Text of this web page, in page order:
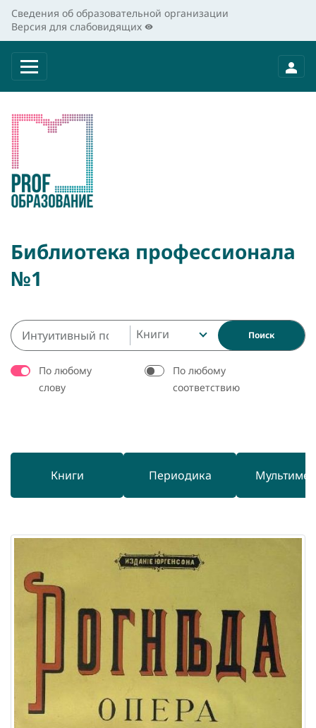
Сведения об образовательной организации
Версия для слабовидящих
Библиотека профессионала
№1
Книги Поиск
По любому
слову
По любому
соответствию
Книги Периодика